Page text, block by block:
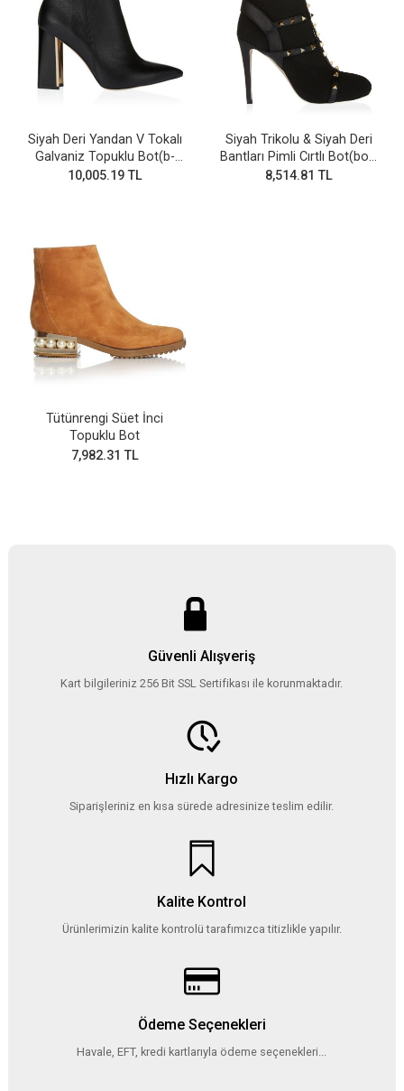
Siyah Deri Yandan V Tokalı
Galvaniz Topuklu Bot(b-
28v)
10,005.19 TL
Siyah Trikolu & Siyah Deri
Bantları Pimli Cırtlı Bot(bot-
255)
8,514.81 TL
Tütünrengi Süet İnci
Topuklu Bot
7,982.31 TL
Güvenli Alışveriş
Kart bilgileriniz 256 Bit SSL Sertifikası ile korunmaktadır.
Hızlı Kargo
Siparişleriniz en kısa sürede adresinize teslim edilir.
Kalite Kontrol
Ürünlerimizin kalite kontrolü tarafımızca titizlikle yapılır.
Ödeme Seçenekleri
Havale, EFT, kredi kartlarıyla ödeme seçenekleri...